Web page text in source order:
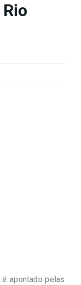
apontado pelas